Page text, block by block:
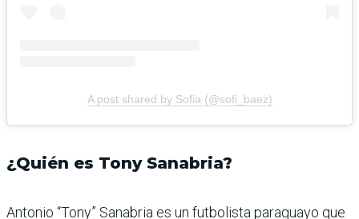
A post shared by Sofia (@sofi_baez)
¿Quién es Tony Sanabria?
Antonio “Tony” Sanabria es un futbolista paraguayo que